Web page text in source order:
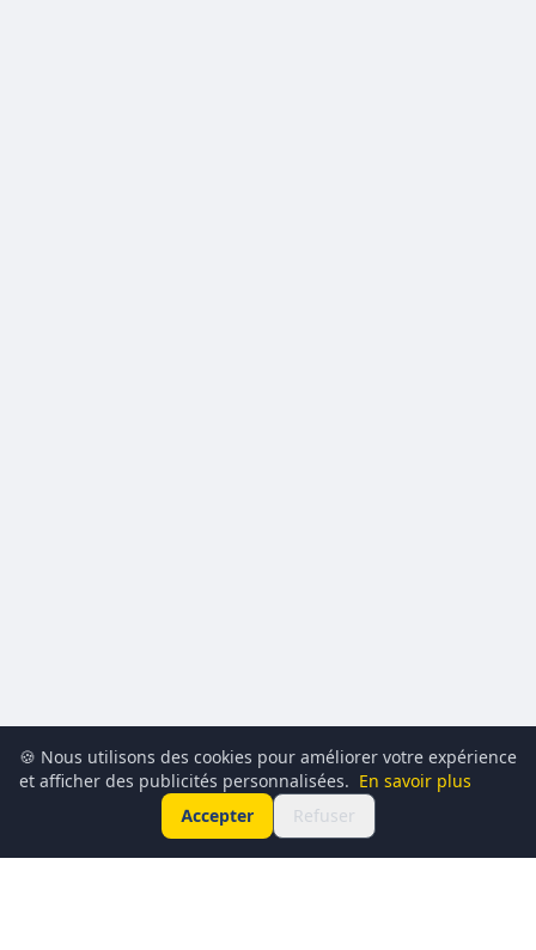
🍪 Nous utilisons des cookies pour améliorer votre expérience
et afficher des publicités personnalisées. En savoir plus
Accepter
Refuser